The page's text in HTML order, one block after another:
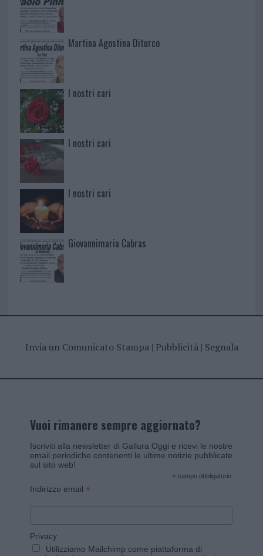
Martina Agostina Diturco
I nostri cari
I nostri cari
I nostri cari
Giovannimaria Cabras
Invia un Comunicato Stampa| Pubblicità| Segnala
Vuoi rimanere sempre aggiornato?
Iscriviti alla newsletter di Gallura Oggi e ricevi le nostre
email periodiche contenenti le ultime notizie pubblicate
sul sito web!
* campo obbligatorio
Indirizzo email *
Privacy
Utilizziamo Mailchimp come piattaforma di